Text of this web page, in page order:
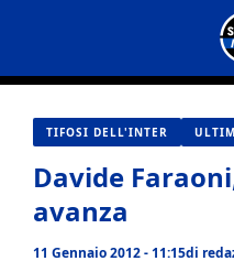
contenuto
TIFOSI DELL'INTER
Davide
avanza
11 Gennaio 2012 - 11:15di